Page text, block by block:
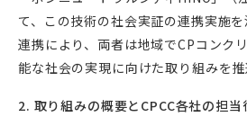
て、この技術の社会実証の連携実施
連携により、両者は地域でCPコンク
能な社会の実現に向けた取り組みを推
2. 取り組みの概要とCPCC各社の担当